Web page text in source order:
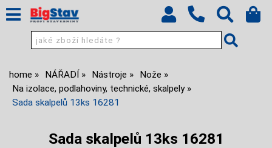
home NÁŘADÍ Nástroje
Nože
Na izolace, podlahoviny, technické, skalpely
Sada skalpelů 13ks 16281
Sada skalpelů 13ks 16281